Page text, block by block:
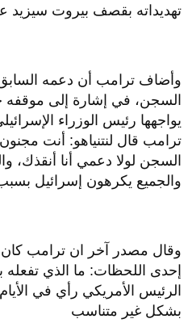
تهديداته بقصف بيروت سيزيد
وأضاف ترامب أن دعمه
السجن، في إشارة إلى موقفه
يواجهها رئيس الوزراء
ترامب قال لنتنياهو: أنت
السجن لولا دعمي أنا أنقذك،
والجميع يكرهون إسرائيل
وقال مصدر آخر ان ترامب كان
إحدى اللحظات: ما الذي
الرئيس الأمريكي رأي في
بشكل غير متناسب